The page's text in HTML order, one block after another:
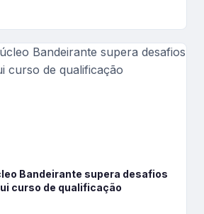
Bandeirante supera desafios
curso de qualificação